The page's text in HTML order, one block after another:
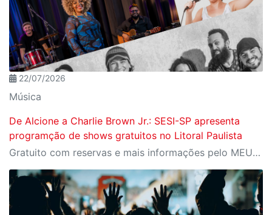
22/07/2026
Música
De Alcione a Charlie Brown Jr.: SESI-SP apresenta
programção de shows gratuitos no Litoral Paulista
Gratuito com reservas e mais informações pelo MEU SESI